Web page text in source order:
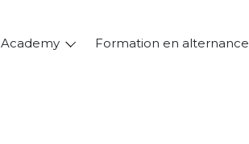
Academy Formation en alternance